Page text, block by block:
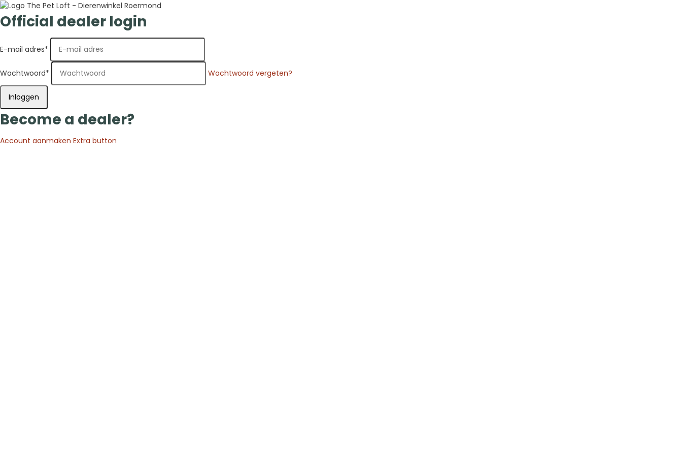
Official dealer login
E-mail adres*
Wachtwoord* Wachtwoord vergeten?
Inloggen
Become a dealer?
Account aanmaken Extra button